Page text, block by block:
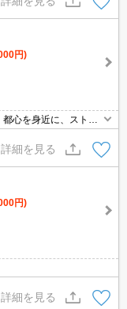
円)
心を身近に、ストレ
深まる暮らしやすい
詳細を見る
円)
詳細を見る